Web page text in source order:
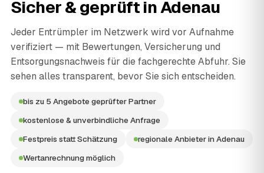
Sicher & geprüft inAdenau
Jeder Entrümpler im Netzwerk wird vor Aufnahme
verifiziert — mit Bewertungen, Versicherung und
Entsorgungsnachweis für die fachgerechte Abfuhr. Sie
sehen alles transparent, bevor Sie sich entscheiden.
bis zu 5 Angebote geprüfter Partner
kostenlose & unverbindliche Anfrage
Festpreis statt Schätzung
regionale Anbieter in Adenau
Wertanrechnung möglich